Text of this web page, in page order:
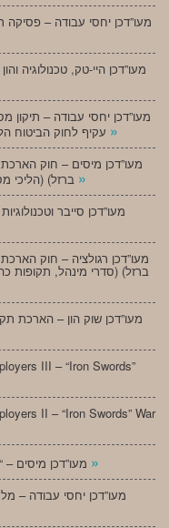
מעו”דכן יחסי עבודה –
מעו”דכן היי-טק, טכנולוגיה
»
מעו”דכן מיסים – חוק
»
מעו”דכן סייבר
מעו”דכן רגולציה – חוק
ברזל) (סדרי מינהל, תקופות כהונה
מעו”דכן שוק הון – הארכת
III – “Iron Swords”
II – “Iron Swords” War
»
מעו”דכן יחסי עבודה –